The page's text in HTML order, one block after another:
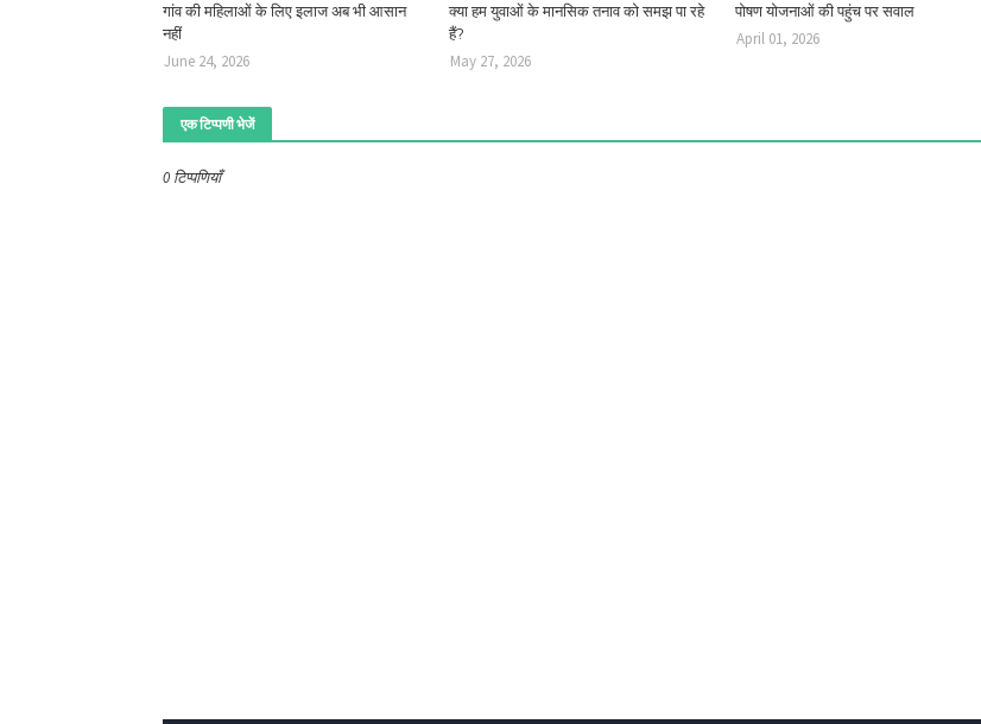
गांव की महिलाओं के लिए इलाज अब भी आसान
नहीं
June 24, 2026
क्या हम युवाओं के मानसिक तनाव को समझ पा रहे
हैं?
May 27, 2026
पोषण योजनाओं की पहुंच पर सवाल
April 01, 2026
एक टिप्पणी भेजें
0 टिप्पणियाँ